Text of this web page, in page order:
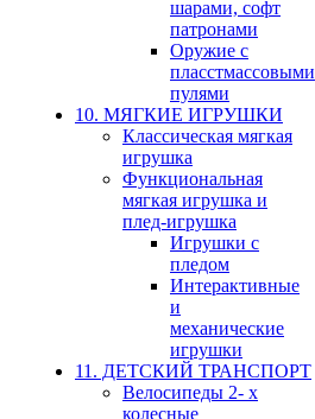
шарами, софт
патронами
Оружие с
пласстмассовыми
пулями
10. МЯГКИЕ ИГРУШКИ
Классическая мягкая
игрушка
Функциональная
мягкая игрушка и
плед-игрушка
Игрушки с
пледом
Интерактивные
и
механические
игрушки
11. ДЕТСКИЙ ТРАНСПОРТ
Велосипеды 2- х
колесные